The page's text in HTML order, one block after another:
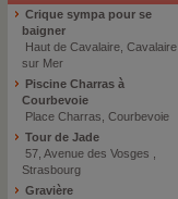
Crique sympa pour se
baigner
Haut de Cavalaire, Cavalaire
sur Mer
Piscine Charras à
Courbevoie
Place Charras, Courbevoie
Tour de Jade
57, Avenue des Vosges ,
Strasbourg
Gravière